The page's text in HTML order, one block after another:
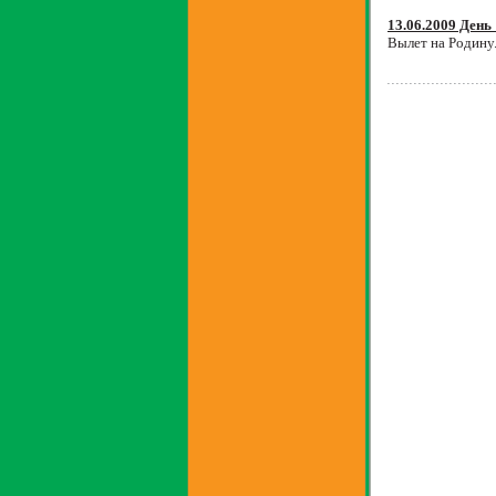
13.06.2009 День
Вылет на Родину.